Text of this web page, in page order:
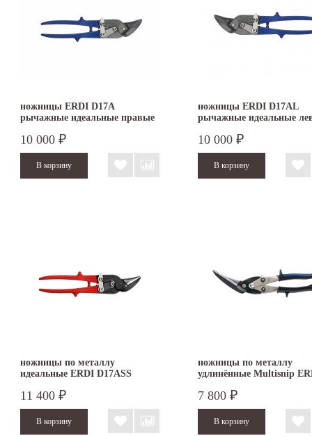
ножницы ERDI D17A
рычажные идеальные правые
10 000 ₽
ножницы ERDI D17AL
рычажные идеальные
10 000 ₽
ножницы по металлу
идеальные ERDI D17ASS
11 400 ₽
ножницы по металлу
удлинённые Multisnip
7 800 ₽